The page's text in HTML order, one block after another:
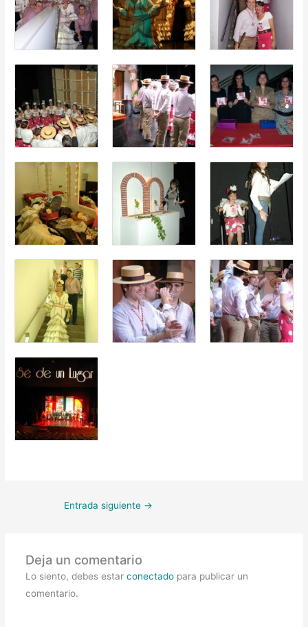
Entrada siguiente →
Deja un comentario
Lo siento, debes estar conectadopara publicar un
comentario.